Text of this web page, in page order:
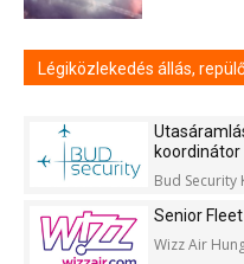
Légiközlekedés állás,
koordinátor
Bud Security
Senior
Wizz Air